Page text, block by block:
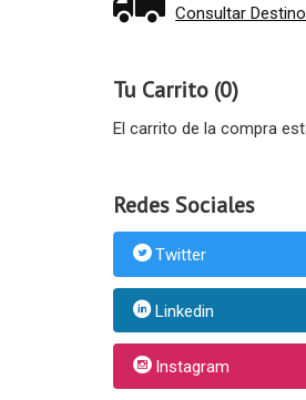
Consultar
Tu Carrito (0)
El carrito de la compra
Redes Sociales
Twitter
Linkedin
Instagram